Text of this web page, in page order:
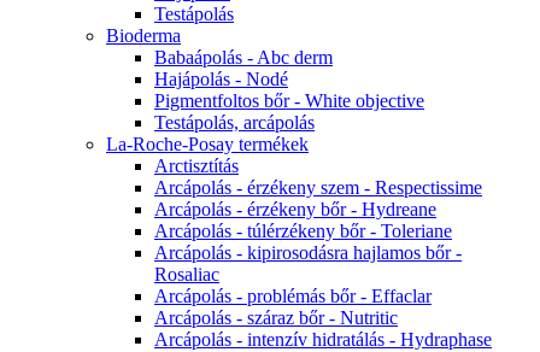
Testápolás
Bioderma
Babaápolás - Abc derm
Hajápolás - Nodé
Pigmentfoltos bőr - White objective
Testápolás, arcápolás
La-Roche-Posay termékek
Arctisztítás
Arcápolás - érzékeny szem - Respectissime
Arcápolás - érzékeny bőr - Hydreane
Arcápolás - túlérzékeny bőr - Toleriane
Arcápolás - kipirosodásra hajlamos bőr -
Rosaliac
Arcápolás - problémás bőr - Effaclar
Arcápolás - száraz bőr - Nutritic
Arcápolás - intenzív hidratálás - Hydraphase